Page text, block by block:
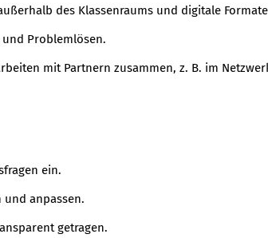
des Klassenraums und digitale
Problemlösen.
mit Partnern zusammen, z. B. im
ein.
und anpassen.
getragen.